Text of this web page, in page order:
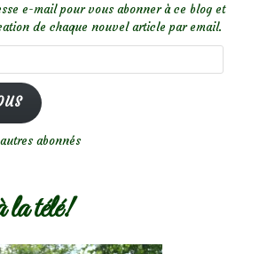
e-mail pour vous abonner à ce blog et
de chaque nouvel article par email.
abonnés
télé!